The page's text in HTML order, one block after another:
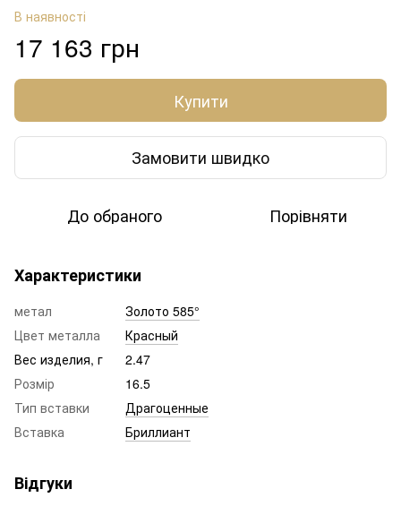
В наявності
17 163 грн
Купити
Замовити швидко
До обраного Порівняти
Характеристики
метал
Золото 585°
Цвет металла
Красный
Вес изделия, г
2.47
Розмір
16.5
Тип вставки
Драгоценные
Вставка
Бриллиант
Відгуки